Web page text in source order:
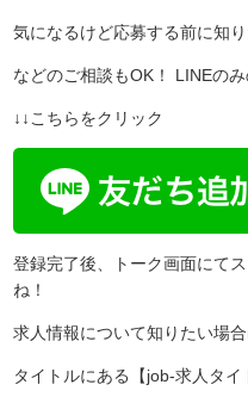
気になるけど応募する前に知り
などのご相談もOK！ LINEの
↓↓こちらをクリック
登録完了後、トーク画面にて
ね！
求人情報について知りたい場合
タイトルにある【job-求人タ